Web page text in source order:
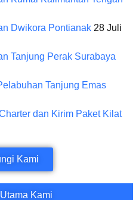
Dwikora Pontianak 28 Juli
Tanjung Perak Surabaya
Tanjung Emas
dan Kirim Paket Kilat
Kami
Kami